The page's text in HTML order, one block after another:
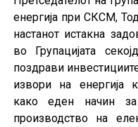
енергија при СКСМ,
настанот истакна
во Групацијата
поздрави
извори на енергија
како еден начин
производство на